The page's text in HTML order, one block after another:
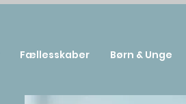
Fællesskaber Børn & Unge